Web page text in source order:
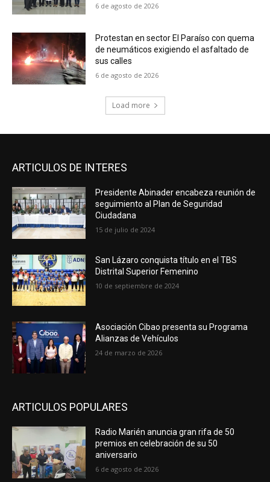
6 de agosto de 2026
Protestan en sector El Paraíso con quema
de neumáticos exigiendo el asfaltado de
sus calles
6 de agosto de 2026
Load more
ARTICULOS DE INTERES
Presidente Abinader encabeza reunión de
seguimiento al Plan de Seguridad
Ciudadana
15 de julio de 2024
San Lázaro conquista título en el TBS
Distrital Superior Femenino
10 de septiembre de 2024
Asociación Cibao presenta su Programa
Alianzas de Vehículos
24 de marzo de 2026
ARTICULOS POPULARES
Radio Marién anuncia gran rifa de 50
premios en celebración de su 50
aniversario
6 de agosto de 2026